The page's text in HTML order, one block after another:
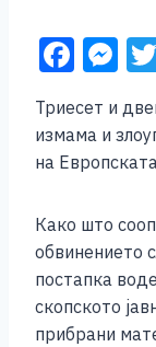
F
c
e
o
o
k
M
ss
e
g
er
Триесет и
измама и
на
Како што
обвинението
постапка
скопското
прибрани